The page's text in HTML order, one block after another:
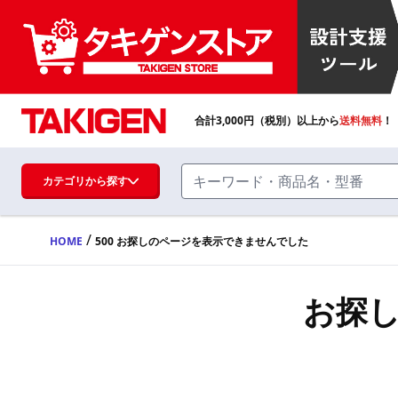
ハンドル・取手・つまみ・周辺機器
FA・A
合計3,000円（税別）以上から送料無料
カテゴリから探す
HOME / 500 お探しのページを表示できませんでした
お探